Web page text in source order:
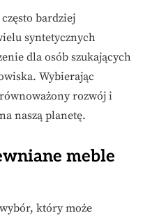
bardziej
syntetycznych
dla osób szukających
Wybierając
rozwój i
naszą planetę.
meble
który może